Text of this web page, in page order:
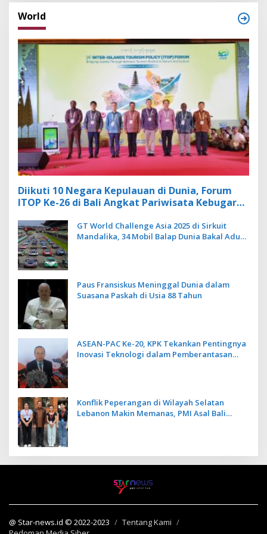
World
Diikuti 10 Negara Kepulauan di Dunia, Forum
ITOP Ke-26 di Bali Angkat Pariwisata Kebugaran
GT World Challenge Asia 2025 di Sirkuit
Mandalika, 34 Mobil Balap Dunia Bakal Adu
Paus Fransiskus Meninggal Dunia dalam
Suasana Paskah di Usia 88 Tahun
ASEAN-PAC Ke-20, KPK Tekankan Pentingnya
Inovasi Teknologi dalam Pemberantasan
Konflik Peperangan di Wilayah Selatan
Lebanon Makin Memanas, PMI Asal Bali
@ Star-news.id © 2022-2023
Tentang Kami